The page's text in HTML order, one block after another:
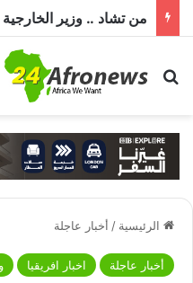
بحث عن
الرئيسية / أخبار عاجلة
أخبار عاجلة اخبار افريقيا